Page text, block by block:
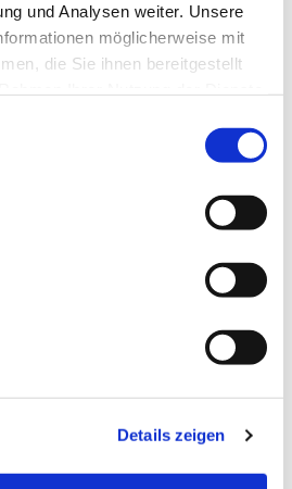
und Analysen weiter. Unsere
möglicherweise mit
die Sie ihnen bereitgestellt
Details zeigen
Zehlendorf-Süd